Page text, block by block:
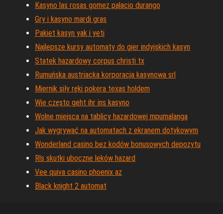
Kasyno las rosas gomez palacio durango
Gry i kasyno mardi gras
Pakiet kasyn yak i yeti
Najlepsze kursy automaty do gier indyjskich kasyn
Statek hazardowy corpus christi tx
Rumuńska austriacka korporacja kasynowa srl
Miernik siły ręki pokera texas holdem
Wie często geht ihr ins kasyno
Wolne miejsca na tablicy hazardowej mpumalanga
Jak wygrywać na automatach z ekranem dotykowym
Wonderland casino bez kodów bonusowych depozytu
Rls skutki uboczne leków hazard
Vee quiva casino phoenix az
Black knight 2 automat